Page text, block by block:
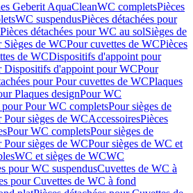
Geberit AquaCleanWC completsPièces
WC suspendusPièces détachées pour
Pièces détachées pour WC au solSièges de
Sièges de WCPour cuvettes de WCPièces
de WCDispositifs d'appoint pour
Dispositifs d'appoint pour WCPour
pour Pour cuvettes de WCPlaques
Plaques designPour WC
pour Pour WC completsPour sièges de
Pour sièges de WCAccessoiresPièces
Pour WC completsPour sièges de
Pour sièges de WCPour sièges de WC et
WC et sièges de WCWC
pour WC suspendusCuvettes de WC à
pour Cuvettes de WC à fond